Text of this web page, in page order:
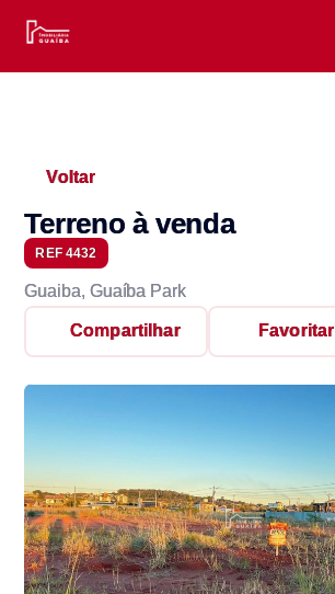
Voltar
Terreno à venda
REF 4432
Guaiba, Guaíba Park
Compartilhar Favoritar